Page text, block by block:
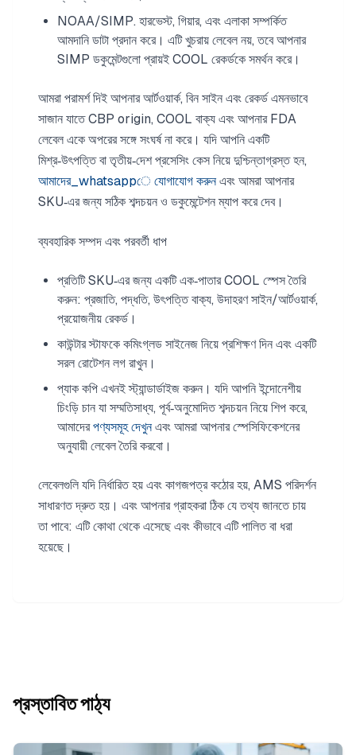
NOAA/SIMP. হারভেস্ট, গিয়ার, এবং এলাকা সম্পর্কিত
আমদানি ডাটা প্রদান করে। এটি খুচরায় লেবেল নয়, তবে আপনার
SIMP ডকুমেন্টগুলো প্রায়ই COOL রেকর্ডকে সমর্থন করে।
আমরা পরামর্শ দিই আপনার আর্টওয়ার্ক, বিন সাইন এবং রেকর্ড এমনভাবে
সাজান যাতে CBP origin, COOL বাক্য এবং আপনার FDA
লেবেল একে অপরের সঙ্গে সংঘর্ষ না করে। যদি আপনি একটি
মিশ্র‑উৎপত্তি বা তৃতীয়‑দেশ প্রসেসিং কেস নিয়ে দুশ্চিন্তাগ্রস্ত হন,
আমাদের_whatsappে যোগাযোগ করুনএবং আমরা আপনার
SKU‑এর জন্য সঠিক শব্দচয়ন ও ডকুমেন্টেশন ম্যাপ করে দেব।
ব্যবহারিক সম্পদ এবং পরবর্তী ধাপ
প্রতিটি SKU‑এর জন্য একটি এক‑পাতার COOL স্পেস তৈরি
করুন: প্রজাতি, পদ্ধতি, উৎপত্তি বাক্য, উদাহরণ সাইন/আর্টওয়ার্ক,
প্রয়োজনীয় রেকর্ড।
কাউন্টার স্টাফকে কমিংগ্লড সাইনেজ নিয়ে প্রশিক্ষণ দিন এবং একটি
সরল রোটেশন লগ রাখুন।
প্যাক কপি এখনই স্ট্যান্ডার্ডাইজ করুন। যদি আপনি ইন্দোনেশীয়
চিংড়ি চান যা সম্মতিসাধ্য, পূর্ব‑অনুমোদিত শব্দচয়ন নিয়ে শিপ করে,
আমাদেরপণ্যসমূহ দেখুনএবং আমরা আপনার স্পেসিফিকেশনের
অনুযায়ী লেবেল তৈরি করবো।
লেবেলগুলি যদি নির্ধারিত হয় এবং কাগজপত্র কঠোর হয়, AMS পরিদর্শন
সাধারণত দ্রুত হয়। এবং আপনার গ্রাহকরা ঠিক যে তথ্য জানতে চায়
তা পাবে: এটি কোথা থেকে এসেছে এবং কীভাবে এটি পালিত বা ধরা
হয়েছে।
প্রস্তাবিত পাঠ্য